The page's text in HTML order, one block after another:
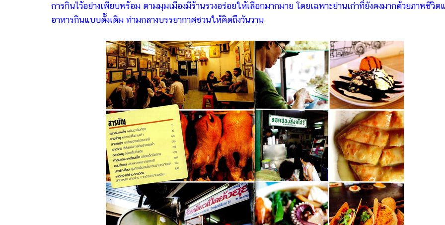
การกินไว้อย่างเพียบพร้อม ตามมุมเมืองมีร้านรวงอร่อยให้เลือกมากมาย โดยเฉพาะย่านเก่าที่ยังคงมากด้วยภาพชีวิต
อาหารกินแบบดั้งเดิม ท่ามกลางบรรยากาศชวนให้คิดถึงวันวาน